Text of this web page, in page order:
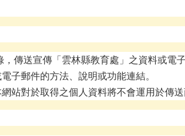
，傳送宣傳「雲林縣教育處」之資料或電
子郵件的方法、說明或功能連結。
站對於取得之個人資料將不會運用於傳送